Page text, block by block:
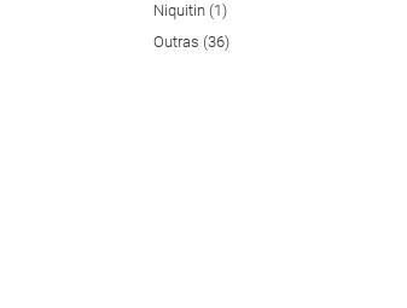
Tosse, Rouquidão e Dores de Garganta
Niquitin (1)
Outras (36)